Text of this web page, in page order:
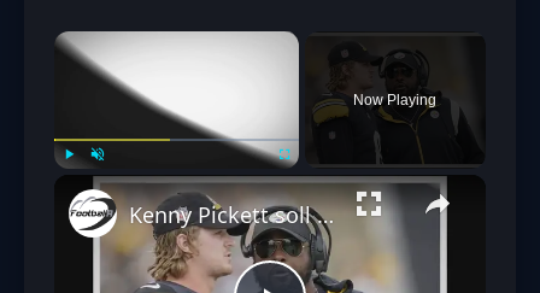
×
Unmute Fullscreen
Now Playing
Kenny Pickett soll rechtzeitig für Spiel gegen Raiders einsatzbereit sein